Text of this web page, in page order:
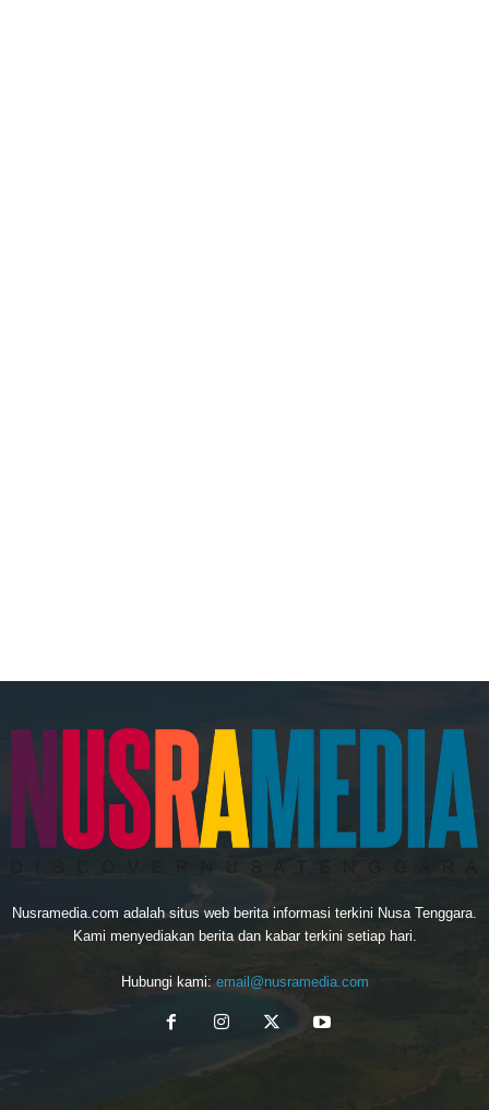
Nusramedia.com adalah situs web berita informasi terkini Nusa Tenggara.
Kami menyediakan berita dan kabar terkini setiap hari.
Hubungi kami: email@nusramedia.com